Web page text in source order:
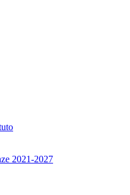
2021-2027